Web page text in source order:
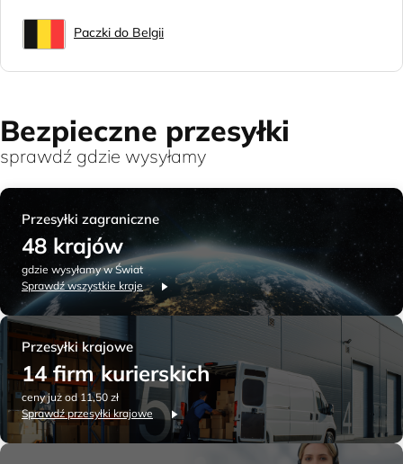
Paczki do Belgii
Bezpieczne przesyłki
sprawdź gdzie wysyłamy
Przesyłki zagraniczne
48 krajów
gdzie wysyłamy w Świat
Sprawdź wszystkie kraje
Przesyłki krajowe
14 firm kurierskich
ceny już od 11,50 zł
Sprawdź przesyłki krajowe